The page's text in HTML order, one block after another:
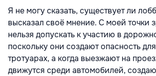
Я не могу сказать, существует ли
высказал своё мнение. С моей точки
нельзя допускать к участию в
поскольку они создают опасность
тротуарах, а когда выезжают на
движутся среди автомобилей,